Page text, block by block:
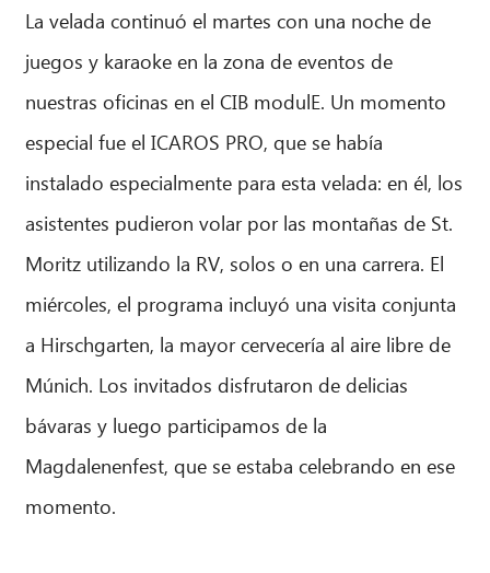
La velada continuó el martes con una noche de
juegos y karaoke en la zona de eventos de
nuestras oficinas en el CIB modulE. Un momento
especial fue el ICAROS PRO, que se había
instalado especialmente para esta velada: en él, los
asistentes pudieron volar por las montañas de St.
Moritz utilizando la RV, solos o en una carrera. El
miércoles, el programa incluyó una visita conjunta
a Hirschgarten, la mayor cervecería al aire libre de
Múnich. Los invitados disfrutaron de delicias
bávaras y luego participamos de la
Magdalenenfest, que se estaba celebrando en ese
momento.
¡Hola! ¿Qué puedo hacer por ti?